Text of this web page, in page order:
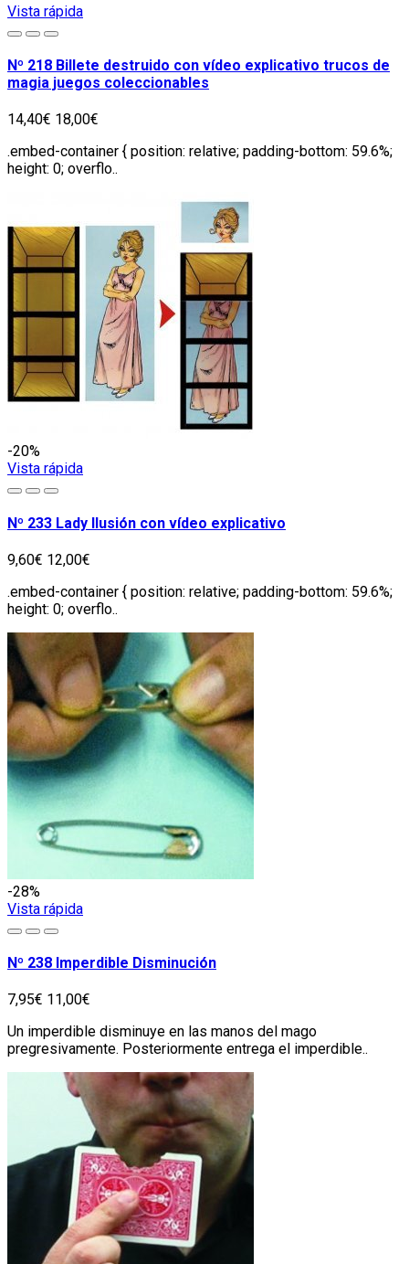
Vista rápida
Nº 218 Billete destruido con vídeo explicativo trucos de
magia juegos coleccionables
14,40€ 18,00€
.embed-container { position: relative; padding-bottom: 59.6%;
height: 0; overflo..
-20%
Vista rápida
Nº 233 Lady Ilusión con vídeo explicativo
9,60€ 12,00€
.embed-container { position: relative; padding-bottom: 59.6%;
height: 0; overflo..
-28%
Vista rápida
Nº 238 Imperdible Disminución
7,95€ 11,00€
Un imperdible disminuye en las manos del mago
pregresivamente. Posteriormente entrega el imperdible..